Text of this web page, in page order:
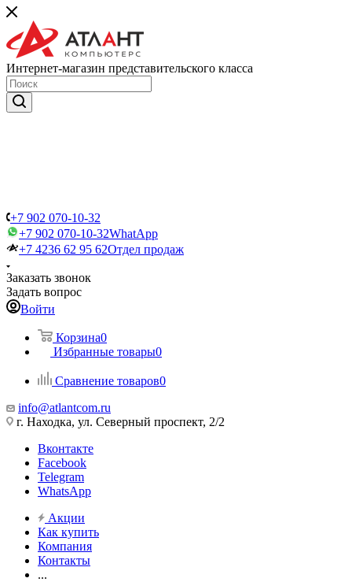
Интернет-магазин представительского класса
+7 902 070-10-32
+7 902 070-10-32WhatApp
+7 4236 62 95 62Отдел продаж
Заказать звонок
Задать вопрос
Войти
Корзина0
Избранные товары0
Сравнение товаров0
info@atlantcom.ru
г. Находка, ул. Северный проспект, 2/2
Вконтакте
Facebook
Telegram
WhatsApp
Акции
Как купить
Компания
Контакты
...